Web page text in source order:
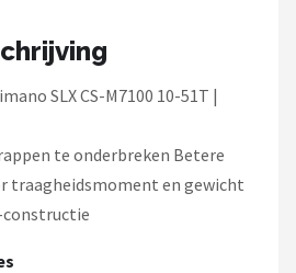
SLX CS-M7100 10-51T |
te onderbreken Betere
traagheidsmoment en gewicht
constructie